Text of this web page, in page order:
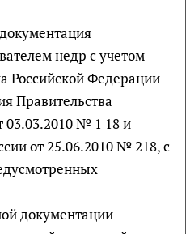
недр с учетом
Российской Федерации
Правительства
03.03.2010 № 1 18 и
от 25.06.2010 № 218, с
документации